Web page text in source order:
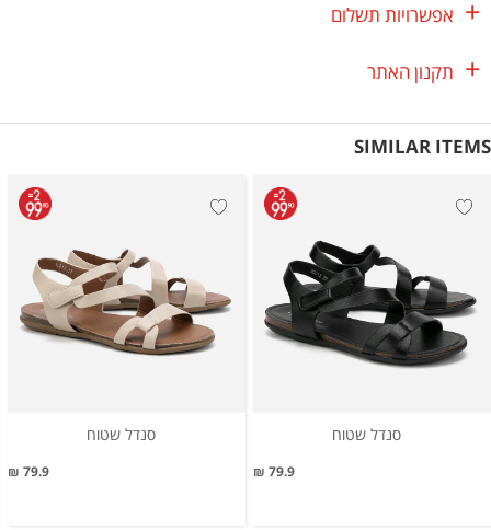
אפשרויות תשלום
תקנון האתר
SIMILAR ITEMS
סנדל שטוח
79.9 ₪
סנדל שטוח
79.9 ₪